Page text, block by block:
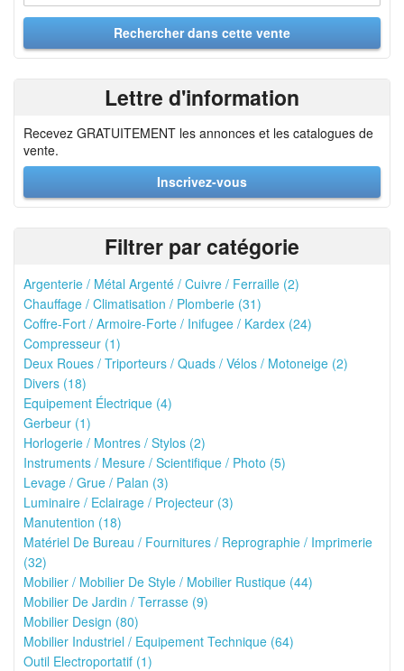
Lettre d'information
Recevez GRATUITEMENT les annonces et les catalogues de
vente.
Inscrivez-vous
Filtrer par catégorie
Argenterie / Métal Argenté / Cuivre / Ferraille (2)
Chauffage / Climatisation / Plomberie (31)
Coffre-Fort / Armoire-Forte / Inifugee / Kardex (24)
Compresseur (1)
Deux Roues / Triporteurs / Quads / Vélos / Motoneige (2)
Divers (18)
Equipement Électrique (4)
Gerbeur (1)
Horlogerie / Montres / Stylos (2)
Instruments / Mesure / Scientifique / Photo (5)
Levage / Grue / Palan (3)
Luminaire / Eclairage / Projecteur (3)
Manutention (18)
Matériel De Bureau / Fournitures / Reprographie / Imprimerie
(32)
Mobilier / Mobilier De Style / Mobilier Rustique (44)
Mobilier De Jardin / Terrasse (9)
Mobilier Design (80)
Mobilier Industriel / Equipement Technique (64)
Outil Electroportatif (1)